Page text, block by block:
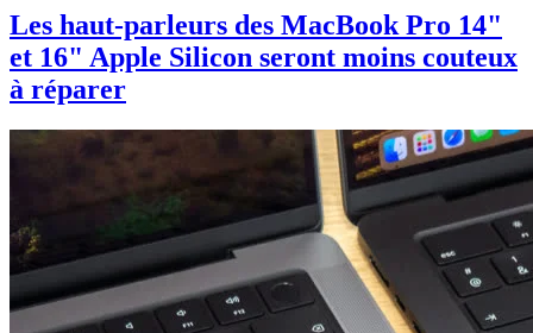
Les haut-parleurs des MacBook Pro 14"
et 16" Apple Silicon seront moins couteux
à réparer